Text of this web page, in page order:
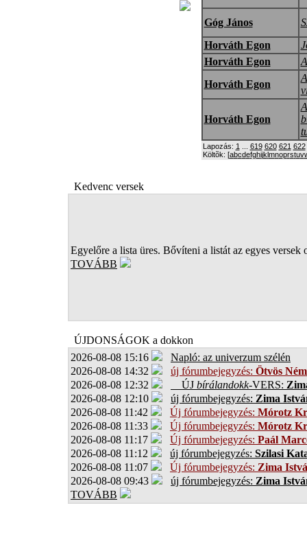
Góg János
Horváth Egon
Horváth Egon
Horváth Egon
Horváth Egon
Lapozás: 1 619 620 621 622
Költõk: [abcdefghijklmnoprstuv
Kedvenc versek
Egyelőre a lista üres. Bővíteni a listát az egyes versek
TOVÁBB
ÚJDONSÁGOK a dokkon
2026-08-08 15:16
Napló: az univerzum szélén
2026-08-08 14:32
új fórumbejegyzés: Ötvös
2026-08-08 12:32
ÚJ bírálandokk-VERS:
2026-08-08 12:10
új fórumbejegyzés: Zima
2026-08-08 11:42
Új fórumbejegyzés: Mórotz
2026-08-08 11:33
Új fórumbejegyzés: Mórotz
2026-08-08 11:17
Új fórumbejegyzés: Paál
2026-08-08 11:12
új fórumbejegyzés: Szilasi
2026-08-08 11:07
Új fórumbejegyzés: Zima
2026-08-08 09:43
új fórumbejegyzés: Zima
TOVÁBB